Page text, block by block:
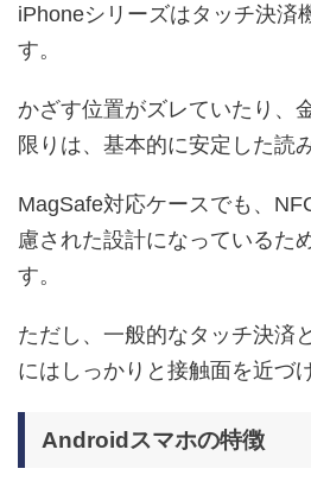
iPhoneシリーズはタッチ決済
す。
かざす位置がズレていたり、
限りは、基本的に安定した読
MagSafe対応ケースでも、
慮された設計になっているた
す。
ただし、一般的なタッチ決済
にはしっかりと接触面を近づ
Androidスマホの特徴